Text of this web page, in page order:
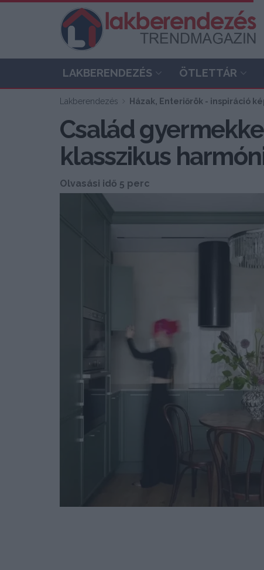
LAKBERENDEZÉS ÖTLETTÁR
Lakberendezés Házak, Enteriőrök - inspiráció
Család
klasszikus
Olvasási idő 5 perc